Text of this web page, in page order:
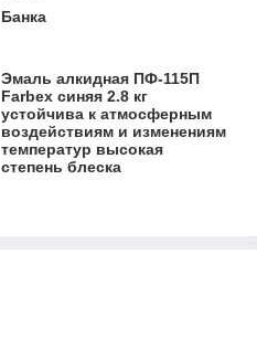
Банка
Эмаль алкидная ПФ-115П
Farbex синяя 2.8 кг
устойчива к атмосферным
воздействиям и изменениям
температур высокая
степень блеска